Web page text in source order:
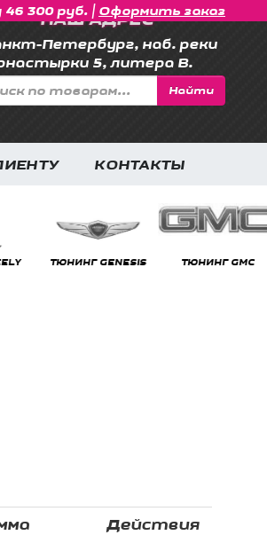
46 300 руб. | Оформить заказ
НАШ АДРЕС
Петербург, наб. реки
5, литера В.
Найти
КОНТАКТЫ
ТЮНИНГ GENESIS ТЮНИНГ GMC
Действия